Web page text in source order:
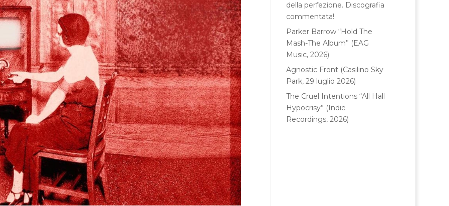
della perfezione. Discografia
commentata!
Parker Barrow “Hold The
Mash-The Album” (EAG
Music, 2026)
Agnostic Front (Casilino Sky
Park, 29 luglio 2026)
The Cruel Intentions “All Hall
Hypocrisy” (Indie
Recordings, 2026)